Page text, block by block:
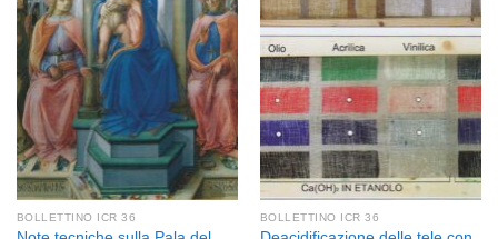
dei
desideri
BOLLETTINO ICR 36
dei
desideri
BOLLETTINO ICR 36